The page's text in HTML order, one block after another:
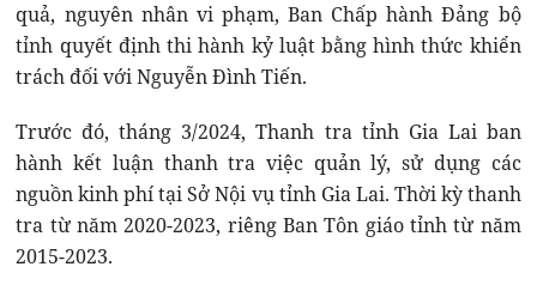
quả, nguyên nhân vi phạm, Ban Chấp hành Đảng bộ
tỉnh quyết định thi hành kỷ luật bằng hình thức khiển
trách đối với Nguyễn Đình Tiến.
Trước đó, tháng 3/2024, Thanh tra tỉnh Gia Lai ban
hành kết luận thanh tra việc quản lý, sử dụng các
nguồn kinh phí tại Sở Nội vụ tỉnh Gia Lai. Thời kỳ thanh
tra từ năm 2020-2023, riêng Ban Tôn giáo tỉnh từ năm
2015-2023.